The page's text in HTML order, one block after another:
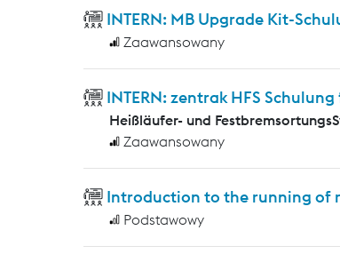
INTERN: MB Upgrade Kit-
Zaawansowany
INTERN: zentrak HFS
Heißläufer- und
Zaawansowany
Introduction to the running of
Podstawowy